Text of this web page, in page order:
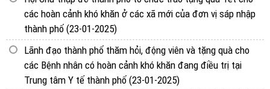
các hoàn cảnh khó khăn ở các xã mới của đơn vị sáp nhập
thành phố (23-01-2025)
Lãnh đạo thành phố thăm hỏi, động viên và tặng quà cho
các Bệnh nhân có hoàn cảnh khó khăn đang điều trị tại
Trung tâm Y tế thành phố (23-01-2025)